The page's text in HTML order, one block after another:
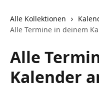
Alle Kollektionen
Alle Termine in deinem
Alle
Kalender